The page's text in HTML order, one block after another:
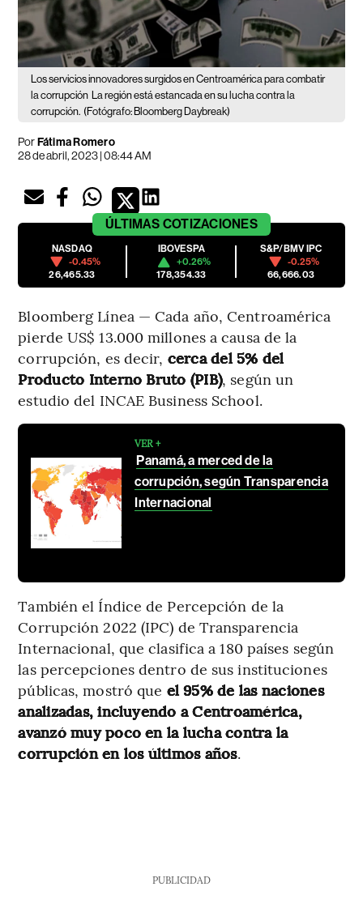
Los servicios innovadores surgidos en Centroamérica para combatir
la corrupción La región está estancada en su lucha contra la
corrupción. (Fotógrafo: Bloomberg Daybreak)
PorFátima Romero
28 de abril, 2023 | 08:44 AM
ÚLTIMAS COTIZACIONES
NASDAQ
-0.45%
26,465.33
IBOVESPA
+0.26%
178,354.33
S&P/BMV IPC
-0.25%
66,666.03
Bloomberg Línea — Cada año, Centroamérica
pierde US$ 13.000 millones a causa de la
corrupción, es decir, cerca del 5% del
Producto Interno Bruto (PIB), según un
estudio del INCAE Business School.
VER +
Panamá, a merced de la
corrupción, según Transparencia
Internacional
También el Índice de Percepción de la
Corrupción 2022 (IPC) de Transparencia
Internacional, que clasifica a 180 países según
las percepciones dentro de sus instituciones
públicas, mostró que el 95% de las naciones
analizadas, incluyendo a Centroamérica,
avanzó muy poco en la lucha contra la
corrupción en los últimos años.
PUBLICIDAD